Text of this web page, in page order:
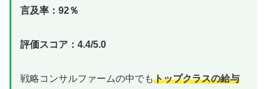
言及率：92％
評価スコア：4.4/5.0
戦略コンサルファームの中でもトップクラスの給与